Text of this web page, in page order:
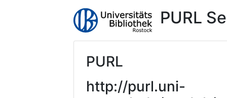
PURL
PURL
http://purl.uni-